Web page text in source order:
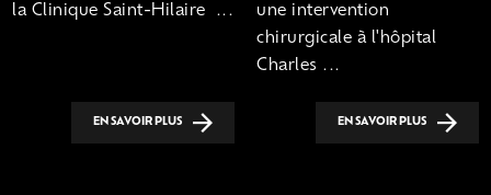
la Clinique Saint-Hilaire ...
EN SAVOIR PLUS
une intervention
chirurgicale à l'hôpital
Charles ...
EN SAVOIR PLUS